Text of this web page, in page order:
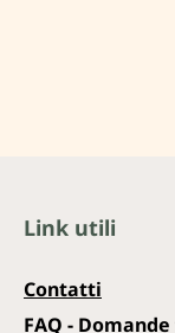
Link utili
Contatti
FAQ -